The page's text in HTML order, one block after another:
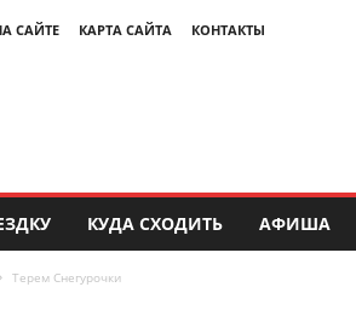
САЙТЕ КАРТА САЙТА КОНТАКТЫ
КУДА СХОДИТЬ АФИША
Терем Снегурочки